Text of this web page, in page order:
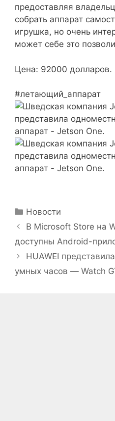
предоставляя
собрать аппарат
игрушка, но очень
может себе это
Цена: 92000 долларов.
#летающий_аппарат
Рубрики
Новости
В Microsoft Store на
доступны Android-
HUAWEI
умных часов — Watch